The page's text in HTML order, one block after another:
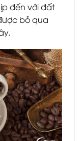
đến với đất
bỏ qua